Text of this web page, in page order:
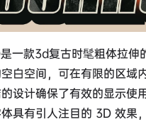
一款3d复古时髦粗体拉伸
白空间，可在有限的区域
设计确保了有效的显示使
具有引人注目的 3D 效果